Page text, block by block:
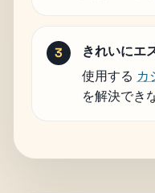
きれいにエ
使用する カ
を解決でき